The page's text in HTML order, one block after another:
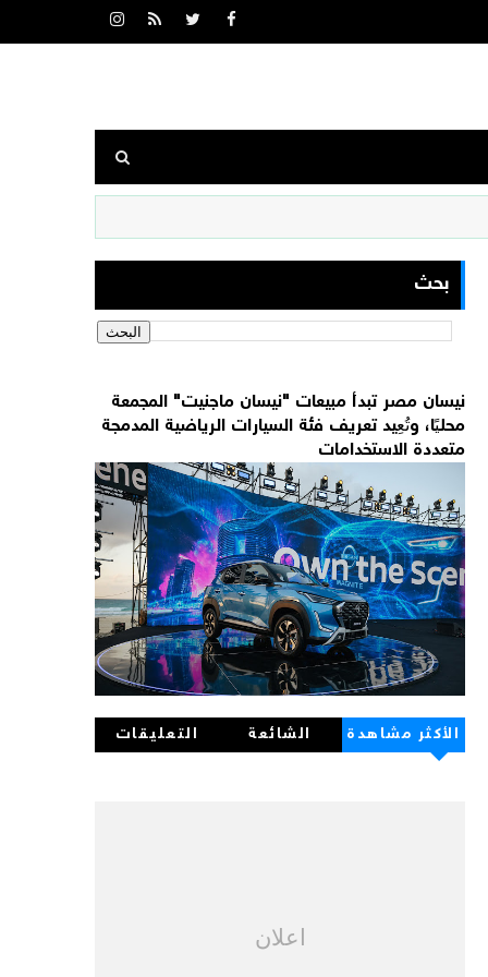
بحث
نيسان مصر تبدأ مبيعات "نيسان ماجنيت" المجمعة
محليًا، وتُعِيد تعريف فئة السيارات الرياضية المدمجة
متعددة الاستخدامات
الأكثر مشاهدة الشائعة التعليقات
اعلان